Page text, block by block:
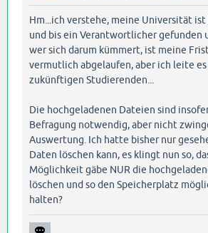
Hm...ich verstehe, meine Universität
und bis ein Verantwortlicher gefunden
wer sich darum kümmert, ist meine
vermutlich abgelaufen, aber ich leite
zukünftigen Studierenden...
Die hochgeladenen Dateien sind
Befragung notwendig, aber nicht
Auswertung. Ich hatte bisher nur
Daten löschen kann, es klingt nun so,
Möglichkeit gäbe NUR die
löschen und so den Speicherplatz
halten?